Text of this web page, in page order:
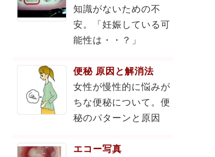
知識がないための不
安。「妊娠している可
能性は・・？」
便秘 原因と解消法
女性が慢性的に悩みが
ちな便秘について。便
秘のパターンと原因
エコー写真